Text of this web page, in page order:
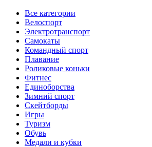
Все категории
Велоспорт
Электротранспорт
Самокаты
Командный спорт
Плавание
Роликовые коньки
Фитнес
Единоборства
Зимний спорт
Скейтборды
Игры
Туризм
Обувь
Медали и кубки